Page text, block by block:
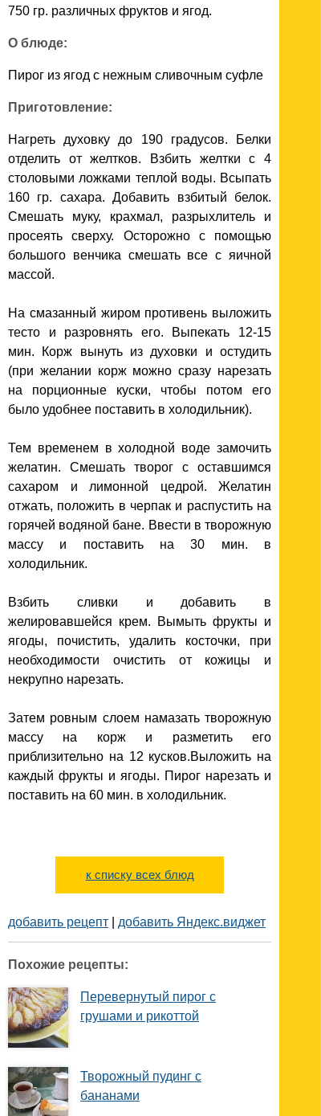
750 гр. различных фруктов и ягод.
О блюде:
Пирог из ягод с нежным сливочным суфле
Приготовление:
Нагреть духовку до 190 градусов. Белки
отделить от желтков. Взбить желтки с 4
столовыми ложками теплой воды. Всыпать
160 гр. сахара. Добавить взбитый белок.
Смешать муку, крахмал, разрыхлитель и
просеять сверху. Осторожно с помощью
большого венчика смешать все с яичной
массой.
На смазанный жиром противень выложить
тесто и разровнять его. Выпекать 12-15
мин. Корж вынуть из духовки и остудить
(при желании корж можно сразу нарезать
на порционные куски, чтобы потом его
было удобнее поставить в холодильник).
Тем временем в холодной воде замочить
желатин. Смешать творог с оставшимся
сахаром и лимонной цедрой. Желатин
отжать, положить в черпак и распустить на
горячей водяной бане. Ввести в творожную
массу и поставить на 30 мин. в
холодильник.
Взбить сливки и добавить в
желировавшейся крем. Вымыть фрукты и
ягоды, почистить, удалить косточки, при
необходимости очистить от кожицы и
некрупно нарезать.
Затем ровным слоем намазать творожную
массу на корж и разметить его
приблизительно на 12 кусков.Выложить на
каждый фрукты и ягоды. Пирог нарезать и
поставить на 60 мин. в холодильник.
к списку всех блюд
добавить рецепт добавить Яндекс.виджет
Похожие рецепты:
Перевернутый пирог с
грушами и рикоттой
Творожный пудинг с
бананами